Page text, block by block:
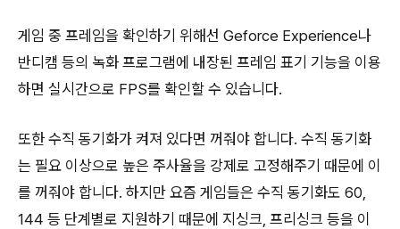
게임 중 프레임을 확인하기 위해선 Geforce Experience나
반디캠 등의 녹화 프로그램에 내장된 프레임 표기 기능을 이용
하면 실시간으로 FPS를 확인할 수 있습니다.
또한 수직 동기화가 켜져 있다면 꺼줘야 합니다. 수직 동기화
는 필요 이상으로 높은 주사율을 강제로 고정해주기 때문에 이
를 꺼줘야 합니다. 하지만 요즘 게임들은 수직 동기화도 60,
144 등 단계별로 지원하기 때문에 지싱크, 프리싱크 등을 이